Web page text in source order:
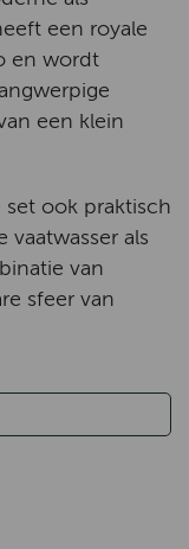
een royale
en wordt
een klein
set ook praktisch
als
van
sfeer van